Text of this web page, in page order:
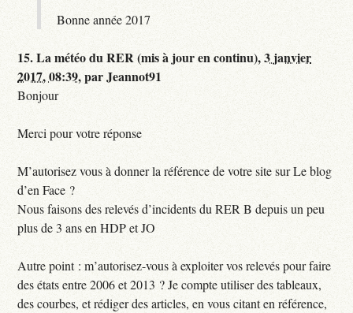
Bonne année 2017
15.La météo du RER (mis à jour en continu),3 janvier
2017, 08:39,parJeannot91
Bonjour
Merci pour votre réponse
M’autorisez vous à donner la référence de votre site sur Le blog
d’en Face ?
Nous faisons des relevés d’incidents du RER B depuis un peu
plus de 3 ans en HDP et JO
Autre point : m’autorisez-vous à exploiter vos relevés pour faire
des états entre 2006 et 2013 ? Je compte utiliser des tableaux,
des courbes, et rédiger des articles, en vous citant en référence,